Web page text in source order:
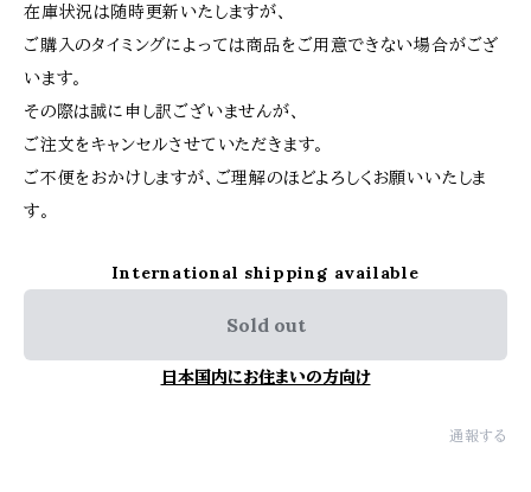
在庫状況は随時更新いたしますが、
ご購入のタイミングによっては商品をご用意できない場合がござ
います。
その際は誠に申し訳ございませんが、
ご注文をキャンセルさせていただきます。
ご不便をおかけしますが、ご理解のほどよろしくお願いいたしま
す。
International shipping available
Sold out
日本国内にお住まいの方向け
通報する